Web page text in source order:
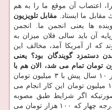
اعتصاب آن موقع ما را به هم
ما ایستاد. مقابل تلویزیون
ها یعنی انجمن ما. انجمن
آن باید سالی فلان میزان به
كه از آمریكا آمد، مخالف این
دستمزد گویندگان بود؟ یعنی
۱۰ سال پیش با ۳ میلیون تومان تمام می شد، الان هم با
بله. اگر ۱۰ سال پیش با ۳ میلیون تومان
می شد فیلم را دوبله كرد الان با ۱ میلیون تومان این كار انجام می
اگر شرایط طبق مصوبه
انجمن پیش می رفت، یك گوینده درجه چهار كه ۱۰۰ هزار تومان می